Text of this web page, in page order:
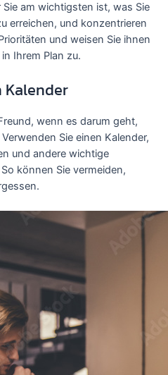
am wichtigsten ist, was Sie
erreichen, und konzentrieren
und weisen Sie ihnen
Ihrem Plan zu.
Kalender
wenn es darum geht,
Sie einen Kalender,
und andere wichtige
können Sie vermeiden,